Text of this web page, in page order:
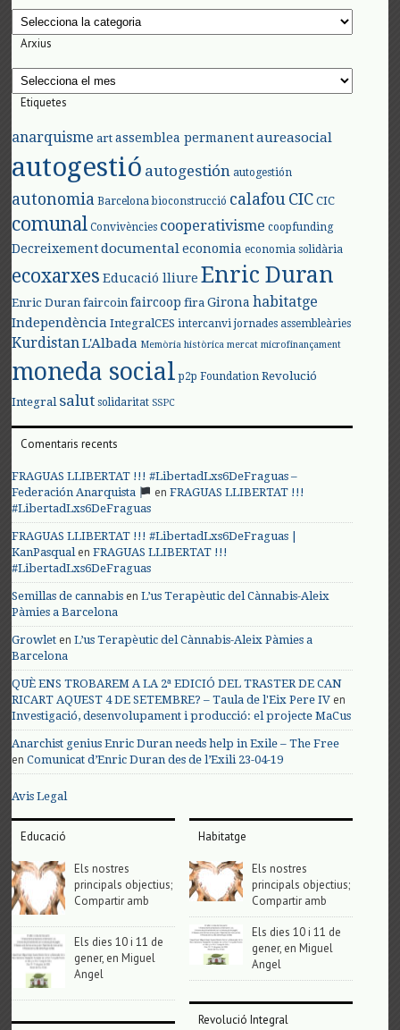
Categories
Arxius
Arxius
Etiquetes
anarquisme art assemblea permanent aureasocial
autogestió autogestión autogestión
autonomia Barcelona bioconstrucció calafouCIC CIC
comunal Convivències cooperativisme coopfunding
Decreixement documental economia economia solidària
ecoxarxes Educació lliure Enric Duran
Enric Duran faircoin faircoop fira Girona habitatge
Independència IntegralCES intercanvi jornades assembleàries
KurdistanL'Albada Memòria històrica mercat microfinançament
moneda social p2p Foundation Revolució
Integral salut solidaritat SSPC
Comentaris recents
FRAGUAS LLIBERTAT !!! #LibertadLxs6DeFraguas –
Federación Anarquista
enFRAGUAS LLIBERTAT !!!
#LibertadLxs6DeFraguas
FRAGUAS LLIBERTAT !!! #LibertadLxs6DeFraguas |
KanPasqualenFRAGUAS LLIBERTAT !!!
#LibertadLxs6DeFraguas
Semillas de cannabis enL’us Terapèutic del Cànnabis-Aleix
Pàmies a Barcelona
Growlet enL’us Terapèutic del Cànnabis-Aleix Pàmies a
Barcelona
QUÈ ENS TROBAREM A LA 2ª EDICIÓ DEL TRASTER DE CAN
RICART AQUEST 4 DE SETEMBRE? – Taula de l'Eix Pere IV en
Investigació, desenvolupament i producció: el projecte MaCus
Anarchist genius Enric Duran needs help in Exile – The Free
enComunicat d’Enric Duran des de l’Exili 23-04-19
Avis Legal
Educació
Els nostres
principals objectius;
Compartir amb
Els dies 10 i 11 de
gener, en Miguel
Angel
Habitatge
Els nostres
principals objectius;
Compartir amb
Els dies 10 i 11 de
gener, en Miguel
Angel
Revolució Integral